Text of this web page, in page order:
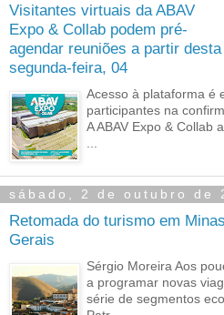
Visitantes virtuais da ABAV
Expo & Collab podem pré-
agendar reuniões a partir desta
segunda-feira, 04
Acesso à plataforma é
participantes na
A ABAV Expo & Collab
sábado, 2 de outubro de
Retomada do turismo em Minas
Gerais
Sérgio Moreira Aos
a programar novas
série de segmentos